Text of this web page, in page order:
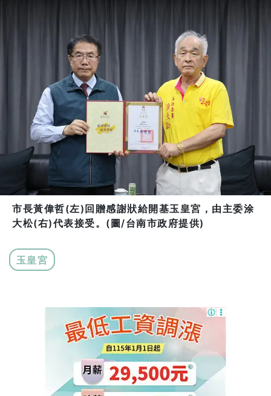
市長黃偉哲(左)回贈感謝狀給開基玉皇宮，由主委涂
大松(右)代表接受。(圖/台南市政府提供)
玉皇宮